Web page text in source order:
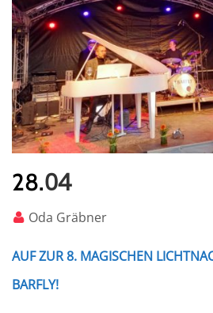
28.04
Oda Gräbner
AUF ZUR 8. MAGISCHEN
BARFLY!